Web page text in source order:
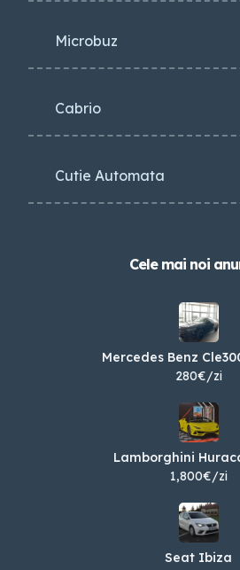
Microbuz
Cabrio
Cutie Automata
Cele mai noi
Mercedes Benz
280€/zi
Lamborghini
1,800€/zi
Seat Ibiza